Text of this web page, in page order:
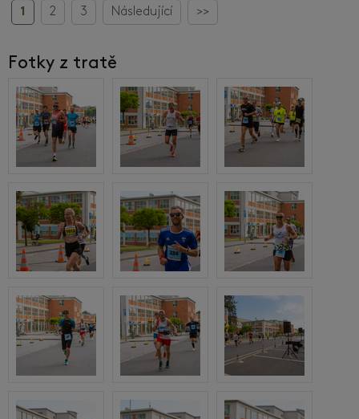
1 2 3 Následující >>
Fotky z tratě